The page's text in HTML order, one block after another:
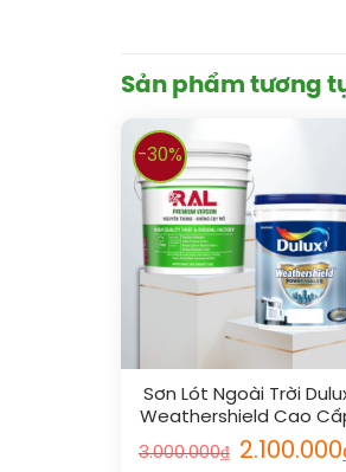
Sản phẩm tương
-30%
Sơn Lót Ngoài Trời
Weathershield Cao
18L
3.000.000₫ 2.100.000